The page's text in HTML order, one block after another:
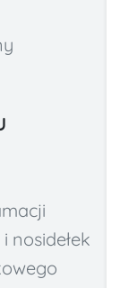
nosidełek